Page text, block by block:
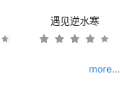
遇见逆水寒
more...